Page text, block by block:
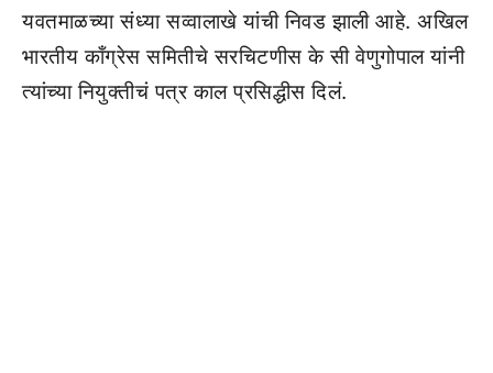
यवतमाळच्या संध्या सव्वालाखे यांची निवड झाली आहे. अखिल
भारतीय काँग्रेस समितीचे सरचिटणीस के सी वेणुगोपाल यांनी
त्यांच्या नियुक्तीचं पत्र काल प्रसिद्धीस दिलं.